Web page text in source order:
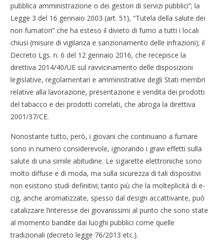
pubblica amministrazione o dei gestori di servizi pubblici”; la
Legge 3 del 16 gennaio 2003 (art. 51), “Tutela della salute dei
non fumatori” che ha esteso il divieto di fumo a tutti i locali
chiusi (misure di vigilanza e sanzionamento delle infrazioni); il
Decreto Lgs. n. 6 del 12 gennaio 2016, che recepisce la
direttiva 2014/40/UE sul ravvicinamento delle disposizioni
legislative, regolamentari e amministrative degli Stati membri
relative alla lavorazione, presentazione e vendita dei prodotti
del tabacco e dei prodotti correlati, che abroga la direttiva
2001/37/CE.
Nonostante tutto, però, i giovani che continuano a fumare
sono in numero considerevole, ignorando i gravi effetti sulla
salute di una simile abitudine. Le sigarette elettroniche sono
molto diffuse e di moda, ma sulla sicurezza di tali dispositivi
non esistono studi definitivi; tanto più che la molteplicità di e-
cig, anche aromatizzate, spesso dal design accattivante, può
catalizzare l’interesse dei giovanissimi al punto che sono state
al momento bandite dai luoghi pubblici come quelle
tradizionali (decreto legge 76/2013 etc.).